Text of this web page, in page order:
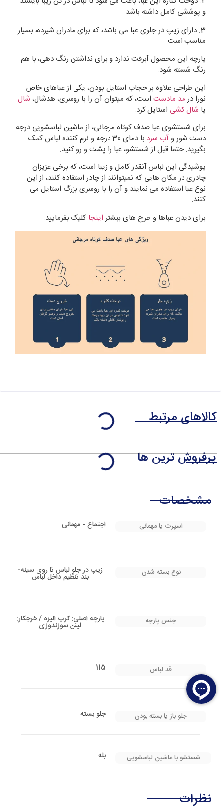
و پوششی کامل داشته باشد
3. دارای زیپ در جلوی عبا می باشد، که برای مادران شیرده، بسیار
مناسب است
پارچه این محصول آبرفت ندارد و برای نداشتن رنگ دهی، با هم
رنگ شسته شود.
این طراحی علاوه بر حجاب استایل بودن، یکی از عباهای خاص
نورا در مد مادست است، که میتوان آن را با روسری، هدشال، شال
یا شال کشی استایل کرد.
برای شستشوی عبا صدف کوتاه مرجانی، از ماشین لباسشویی درجه
دست شور وآب سرد
با دمای 30 درجه و نرم کننده لباس کمک
بگیرید. حتما قبل از شستشو، عبا را پشت و رو کنید.
پوشیدگی این لباس آنقدر کامل و زیبا است، که برخی عزیزان
چادری در مکان هایی که نمیتوانند از چادر استفاده کنند، از این
نوع عبا استفاده می نمایند و آن را با روسری بزرگ استایل می
کنند.
برای دیدن عباها و طرح های بیشتر اینجا کلیک بفرمایید.
کالاهای مرتبط
پرفروش ترین ها
مشخصات
اسپرت یا مهمانی اجتماع - مهمانی
نوع بسته شدن زیپ در جلو لباس تا روی سینه-
بند تنظیم داخل لباس
جنس پارچه پارچه اصلی: کرپ الیزه / خرجکار:
لینن سوزندوزی
قد لباس 115
جلو باز یا بسته بودن جلو بسته
شستشو با ماشین لباسشویی بله
نظرات